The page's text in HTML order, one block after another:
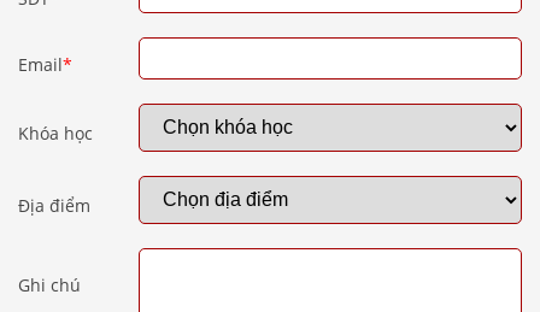
Email*
Khóa học
Địa điểm
Ghi chú